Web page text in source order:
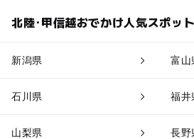
北陸･甲信越おでかけ人気スポッ
新潟県 富山
石川県 福井
山梨県 長野